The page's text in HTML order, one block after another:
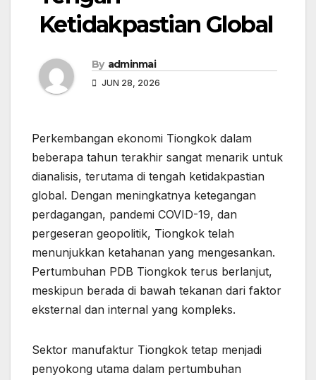
Ketidakpastian Global
By adminmai
JUN 28, 2026
Perkembangan ekonomi Tiongkok dalam
beberapa tahun terakhir sangat menarik untuk
dianalisis, terutama di tengah ketidakpastian
global. Dengan meningkatnya ketegangan
perdagangan, pandemi COVID-19, dan
pergeseran geopolitik, Tiongkok telah
menunjukkan ketahanan yang mengesankan.
Pertumbuhan PDB Tiongkok terus berlanjut,
meskipun berada di bawah tekanan dari faktor
eksternal dan internal yang kompleks.
Sektor manufaktur Tiongkok tetap menjadi
penyokong utama dalam pertumbuhan